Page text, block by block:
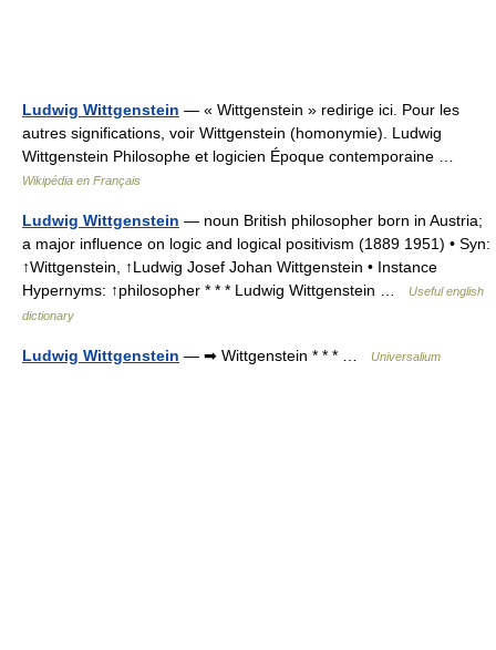
Ludwig Wittgenstein — « Wittgenstein » redirige ici. Pour les
autres significations, voir Wittgenstein (homonymie). Ludwig
Wittgenstein Philosophe et logicien Époque contemporaine …
Wikipédia en Français
Ludwig Wittgenstein — noun British philosopher born in Austria;
a major influence on logic and logical positivism (1889 1951) • Syn:
↑Wittgenstein, ↑Ludwig Josef Johan Wittgenstein • Instance
Hypernyms: ↑philosopher * * * Ludwig Wittgenstein …
Useful english
dictionary
Ludwig Wittgenstein — ➡ Wittgenstein * * * … Universalium